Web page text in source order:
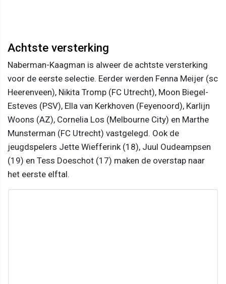
Achtste versterking
Naberman-Kaagman is alweer de achtste versterking
voor de eerste selectie. Eerder werden Fenna Meijer (sc
Heerenveen), Nikita Tromp (FC Utrecht), Moon Biegel-
Esteves (PSV), Ella van Kerkhoven (Feyenoord), Karlijn
Woons (AZ), Cornelia Los (Melbourne City) en Marthe
Munsterman (FC Utrecht) vastgelegd. Ook de
jeugdspelers Jette Wiefferink (18), Juul Oudeampsen
(19) en Tess Doeschot (17) maken de overstap naar
het eerste elftal.